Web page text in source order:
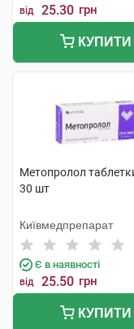
від 25.30 грн
КУПИТИ
Метопролол
30 шт
Київмедпрепарат
Є в наявності
від 25.50 грн
КУПИТИ